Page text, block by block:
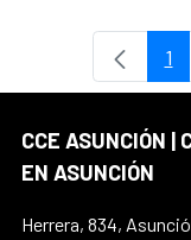
1
CCE ASUNCIÓN |
EN ASUNCIÓN
Herrera, 834,